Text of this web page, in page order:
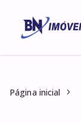
Página inicial